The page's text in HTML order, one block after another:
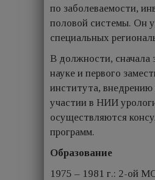
по заболеваемости,
половой системы. Он
специальных
В должности,
науке и первого
института,
участии в НИИ
осуществляются
программ.
Образование
1975 – 1981 г.: 2-ой